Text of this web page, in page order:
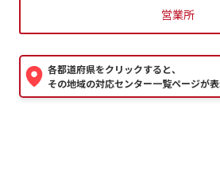
営業所
各都道府県をクリックすると、
その地域の対応センター一覧ページが表